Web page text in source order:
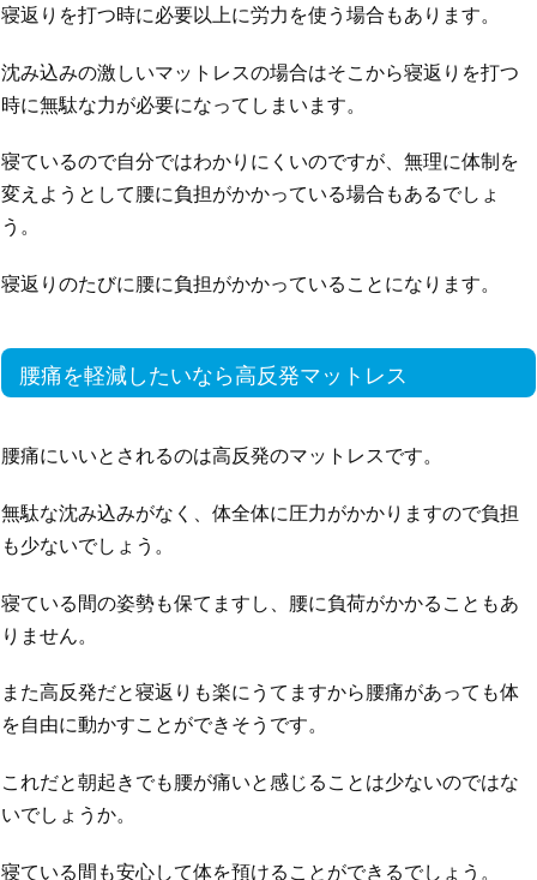
寝返りを打つ時に必要以上に労力を使う場合もあります。
沈み込みの激しいマットレスの場合はそこから寝返りを打つ
時に無駄な力が必要になってしまいます。
寝ているので自分ではわかりにくいのですが、無理に体制を
変えようとして腰に負担がかかっている場合もあるでしょ
う。
寝返りのたびに腰に負担がかかっていることになります。
腰痛を軽減したいなら高反発マットレス
腰痛にいいとされるのは高反発のマットレスです。
無駄な沈み込みがなく、体全体に圧力がかかりますので負担
も少ないでしょう。
寝ている間の姿勢も保てますし、腰に負荷がかかることもあ
りません。
また高反発だと寝返りも楽にうてますから腰痛があっても体
を自由に動かすことができそうです。
これだと朝起きでも腰が痛いと感じることは少ないのではな
いでしょうか。
寝ている間も安心して体を預けることができるでしょう。